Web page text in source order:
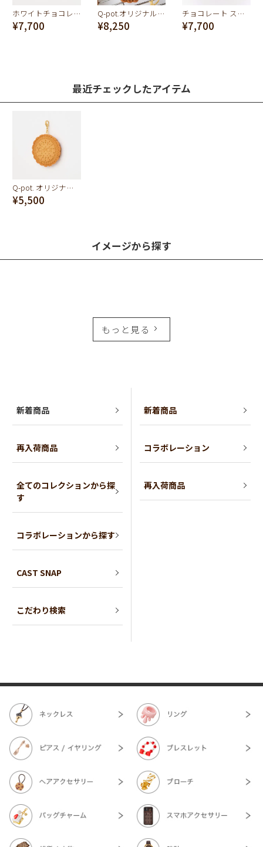
ホワイトチョコレートマドレーヌ チャーム
¥7,700
Q-pot.オリジナル 焼きたてクッキー バッグチャーム(キャラメル)
¥8,250
チョコレート ストロベリー アイスバー チャーム
¥7,700
最近チェックしたアイテム
Q-pot. オリジナル焼きたてクッキー チャーム(プレーン)
¥5,500
イメージから探す
もっと見る
新着商品
再入荷商品
全てのコレクションから探
す
コラボレーションから探す
CAST SNAP
こだわり検索
新着商品
コラボレーション
再入荷商品